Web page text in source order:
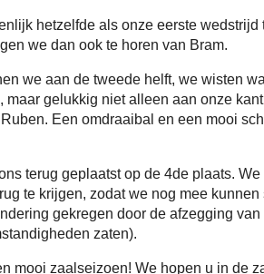
hetzelfde als onze eerste
we dan ook te horen van Bram.
we aan de tweede helft, we wisten
maar gelukkig niet alleen aan onze
Een omdraaibal en een mooi
terug geplaatst op de 4de plaats.
te krijgen, zodat we nog mee
gekregen door de afzegging
zaten).
mooi zaalseizoen! We hopen u in de